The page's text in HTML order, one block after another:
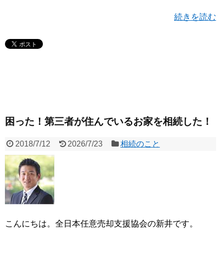
続きを読む
困った！第三者が住んでいるお家を相続した！
2018/7/12 2026/7/23 相続のこと
こんにちは。全日本任意売却支援協会の新井です。